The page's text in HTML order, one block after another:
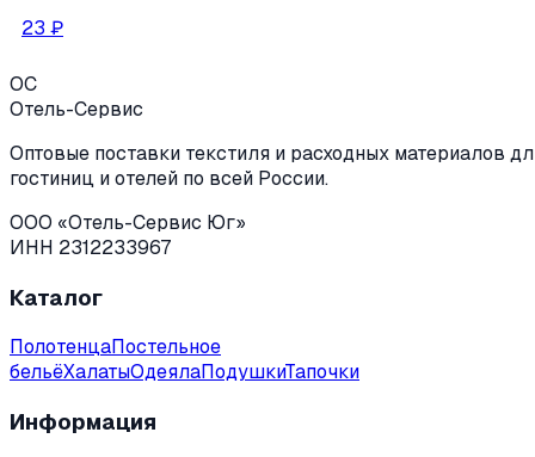
23 ₽
ОС
Отель-Сервис
Оптовые поставки текстиля и расходных материалов
гостиниц и отелей по всей России.
ООО «Отель-Сервис Юг»
ИНН 2312233967
Каталог
ПолотенцаПостельное
бельёХалатыОдеялаПодушкиТапочки
Информация